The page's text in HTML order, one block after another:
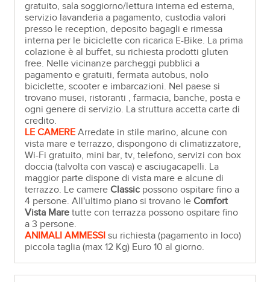
gratuito, sala soggiorno/lettura interna ed esterna,
servizio lavanderia a pagamento, custodia valori
presso le reception, deposito bagagli e rimessa
interna per le biciclette con ricarica E-Bike. La prima
colazione è al buffet, su richiesta prodotti gluten
free. Nelle vicinanze parcheggi pubblici a
pagamento e gratuiti, fermata autobus, nolo
biciclette, scooter e imbarcazioni. Nel paese si
trovano musei, ristoranti , farmacia, banche, posta e
ogni genere di servizio. La struttura accetta carte di
credito.
LE CAMERE Arredate in stile marino, alcune con
vista mare e terrazzo, dispongono di climatizzatore,
Wi-Fi gratuito, mini bar, tv, telefono, servizi con box
doccia (talvolta con vasca) e asciugacapelli. La
maggior parte dispone di vista mare e alcune di
terrazzo. Le camereClassic possono ospitare fino a
4 persone. All'ultimo piano si trovano leComfort
Vista Mare tutte con terrazza possono ospitare fino
a 3 persone.
ANIMALI AMMESSI su richiesta (pagamento in loco)
piccola taglia (max 12 Kg) Euro 10 al giorno.